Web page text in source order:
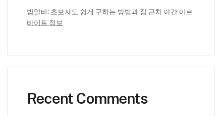
밤알바: 초보자도 쉽게 구하는 방법과 집 근처 야간 아르
바이트 정보
Recent Comments